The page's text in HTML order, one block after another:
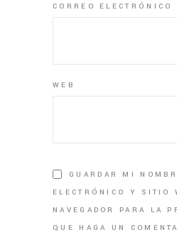
CORREO ELECTRÓNICO
WEB
GUARDAR MI
ELECTRÓNICO Y SITIO
NAVEGADOR PARA LA
QUE HAGA UN